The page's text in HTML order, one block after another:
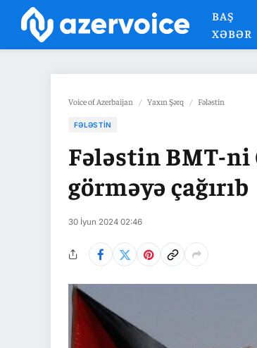
BAŞ
XƏBƏR
Voice of Azerbaijan / Yaxın Şərq / Fələstin
FƏLƏSTIN
Fələstin BMT-ni
görməyə çağırıb
30 İyun 2024 02:46